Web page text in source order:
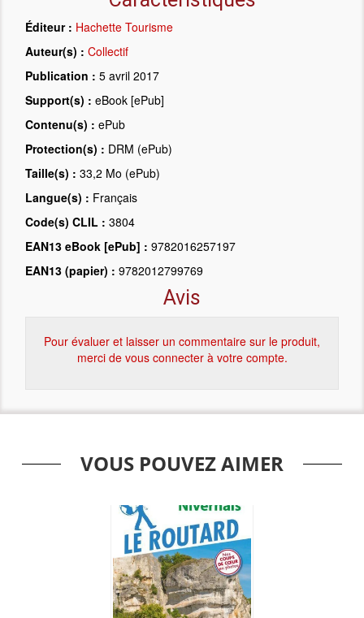
Éditeur : Hachette Tourisme
Auteur(s) : Collectif
Publication : 5 avril 2017
Support(s) : eBook [ePub]
Contenu(s) : ePub
Protection(s) : DRM (ePub)
Taille(s) : 33,2 Mo (ePub)
Langue(s) : Français
Code(s) CLIL : 3804
EAN13 eBook [ePub] : 9782016257197
EAN13 (papier) : 9782012799769
Avis
Pour évaluer et laisser un commentaire sur le produit,
merci de vous connecter à votre compte.
VOUS POUVEZ AIMER